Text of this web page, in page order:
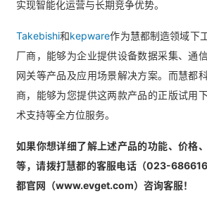
实现智能化运营与⻓期竞争优势。
Takebishi和kepware作为慧都制造领域下
厂商，能够为企业提供设备数据采集、通
网关等产品及应用场景解决方案。而慧都
商，能够为您提供这两款产品的正版试用
术支持等全方位服务。
如果你想详细了解上述产品的功能、价格
等，请拨打慧都的客服电话（023-
都官网（www.evget.com）咨询客服！